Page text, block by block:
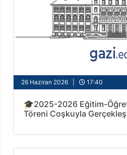
26 Haziran 2026 | 17:40
🎓2025-2026 Eğitim-
Töreni Coşkuyla